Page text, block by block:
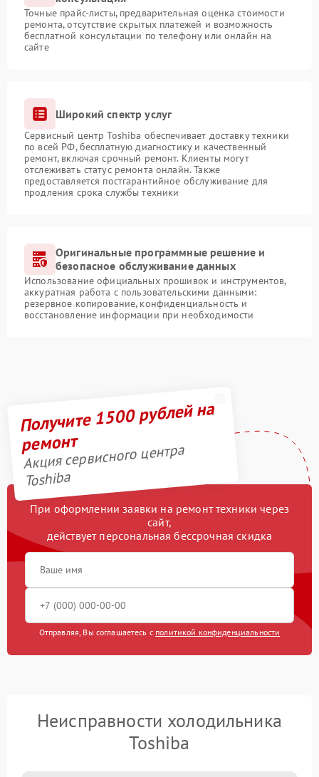
Точные прайс-листы, предварительная оценка стоимости
ремонта, отсутствие скрытых платежей и возможность
бесплатной консультации по телефону или онлайн на
сайте
Широкий спектр услуг
Сервисный центр Toshiba обеспечивает доставку техники
по всей РФ, бесплатную диагностику и качественный
ремонт, включая срочный ремонт. Клиенты могут
отслеживать статус ремонта онлайн. Также
предоставляется постгарантийное обслуживание для
продления срока службы техники
Оригинальные программные решение и
безопасное обслуживание данных
Использование официальных прошивок и инструментов,
аккуратная работа с пользовательскими данными:
резервное копирование, конфиденциальность и
восстановление информации при необходимости
Получите 1500 рублей на
ремонт
Акция сервисного центра
Toshiba
При оформлении заявки на ремонт техники через
сайт,
действует персональная бессрочная скидка
Отправляя, Вы соглашаетесь с политикой конфиденциальности
Неисправности холодильника
Toshiba